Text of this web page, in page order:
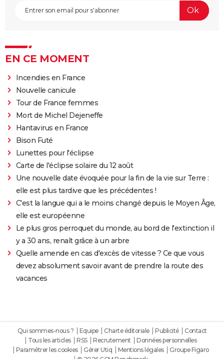
EN CE MOMENT
Incendies en France
Nouvelle canicule
Tour de France femmes
Mort de Michel Dejeneffe
Hantavirus en France
Bison Futé
Lunettes pour l'éclipse
Carte de l'éclipse solaire du 12 août
Une nouvelle date évoquée pour la fin de la vie sur Terre :
elle est plus tardive que les précédentes !
C'est la langue qui a le moins changé depuis le Moyen Âge,
elle est européenne
Le plus gros perroquet du monde, au bord de l'extinction il
y a 30 ans, renaît grâce à un arbre
Quelle amende en cas d'excès de vitesse ? Ce que vous
devez absolument savoir avant de prendre la route des
vacances
Qui sommes-nous ? Equipe Charte éditoriale Publicité
Contact
Tous les articles
RSS Recrutement
Données personnelles
Paramétrer les cookies
Gérer Utiq Mentions légales
Groupe Figaro